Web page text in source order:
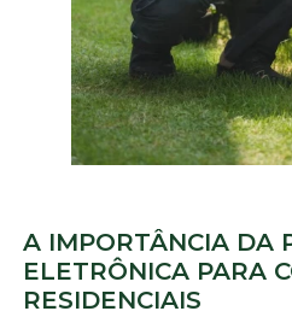
A IMPORTÂNCIA DA
ELETRÔNICA PARA
RESIDENCIAIS